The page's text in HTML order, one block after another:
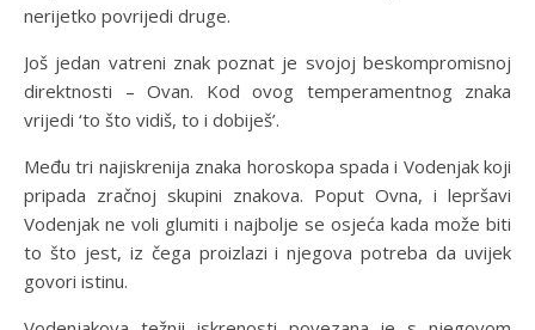
nerijetko povrijedi druge.
Još jedan vatreni znak poznat je svojoj beskompromisnoj
direktnosti – Ovan. Kod ovog temperamentnog znaka
vrijedi ‘to što vidiš, to i dobiješ’.
Među tri najiskrenija znaka horoskopa spada i Vodenjak koji
pripada zračnoj skupini znakova. Poput Ovna, i lepršavi
Vodenjak ne voli glumiti i najbolje se osjeća kada može biti
to što jest, iz čega proizlazi i njegova potreba da uvijek
govori istinu.